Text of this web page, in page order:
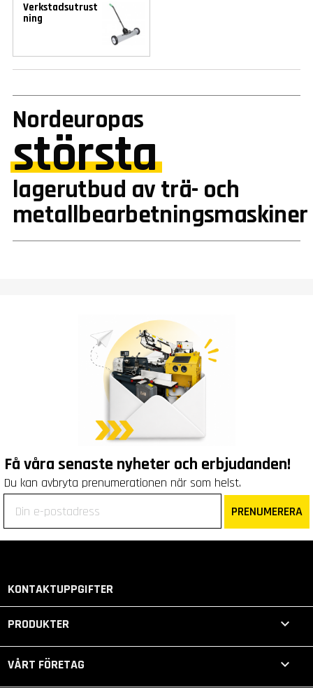
Verkstadsutrust
ning
Nordeuropas
största
lagerutbud av trä- och
metallbearbetningsmaskiner
Få våra senaste nyheter och erbjudanden!
Du kan avbryta prenumerationen när som helst.
PRENUMERERA
KONTAKTUPPGIFTER
PRODUKTER 
VÅRT FÖRETAG 